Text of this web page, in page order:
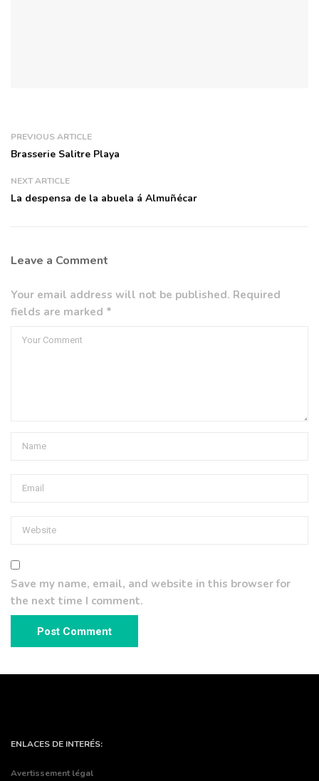
PREVIOUS ARTICLE
Brasserie Salitre Playa
NEXT ARTICLE
La despensa de la abuela á Almuñécar
Leave a Comment
Your email address will not be published. Required
fields are marked *
Save my name, email, and website in this browser for
the next time I comment.
ENLACES DE INTERÉS:
Avertissement légal